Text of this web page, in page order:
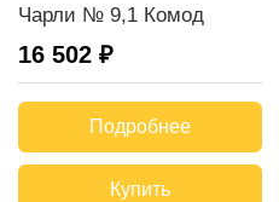
Чарли № 9,1 Комод
16 502 ₽
Подробнее
Купить